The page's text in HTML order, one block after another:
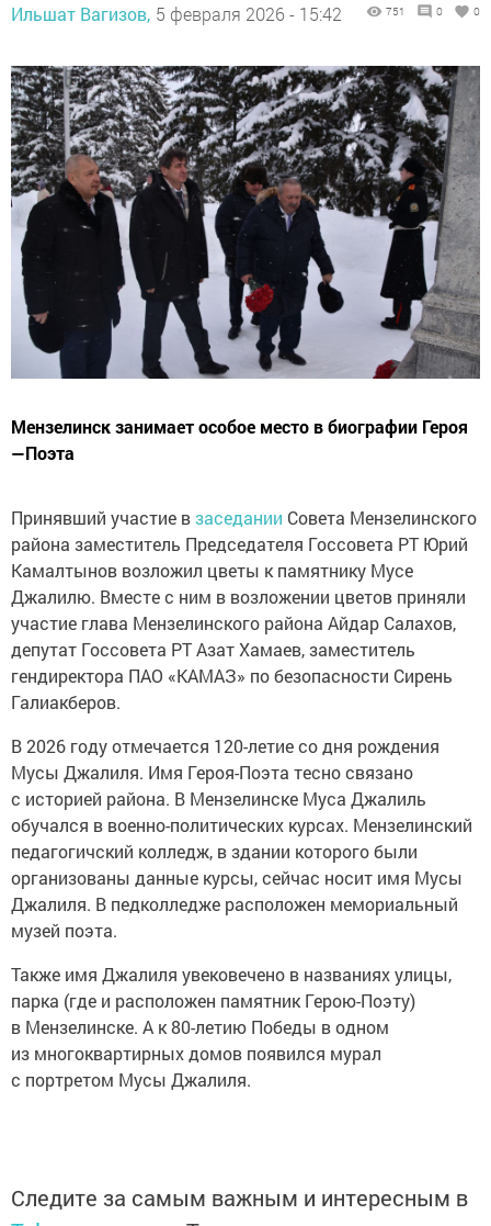
Ильшат Вагизов, 5 февраля 2026 - 15:42 751 0 0
Мензелинск занимает особое место в биографии Героя
—Поэта
Принявший участие взаседании Совета Мензелинского
района заместитель Председателя Госсовета РТ Юрий
Камалтынов возложил цветы к памятнику Мусе
Джалилю. Вместе с ним в возложении цветов приняли
участие глава Мензелинского района Айдар Салахов,
депутат Госсовета РТ Азат Хамаев, заместитель
гендиректора ПАО «КАМАЗ» по безопасности Сирень
Галиакберов.
В 2026 году отмечается 120-летие со дня рождения
Мусы Джалиля. Имя Героя-Поэта тесно связано
с историей района. В Мензелинске Муса Джалиль
обучался в военно-политических курсах. Мензелинский
педагогичский колледж, в здании которого были
организованы данные курсы, сейчас носит имя Мусы
Джалиля. В педколледже расположен мемориальный
музей поэта.
Также имя Джалиля увековечено в названиях улицы,
парка (где и расположен памятник Герою-Поэту)
в Мензелинске. А к 80-летию Победы в одном
из многоквартирных домов появился мурал
с портретом Мусы Джалиля.
Следите за самым важным и интересным в